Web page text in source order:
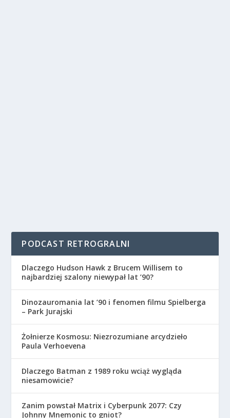
PODCAST RETROGRALNI
Dlaczego Hudson Hawk z Brucem Willisem to
najbardziej szalony niewypał lat ’90?
Dinozauromania lat ’90 i fenomen filmu Spielberga
– Park Jurajski
Żołnierze Kosmosu: Niezrozumiane arcydzieło
Paula Verhoevena
Dlaczego Batman z 1989 roku wciąż wygląda
niesamowicie?
Zanim powstał Matrix i Cyberpunk 2077: Czy
Johnny Mnemonic to gniot?